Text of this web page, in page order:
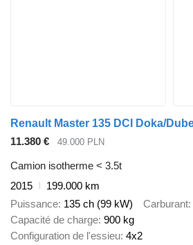
11.380 € 49.000 PLN
Camion isotherme < 3.5t
2015
199.000 km
Puissance 135 ch (99 kW) Carburant
Capacité de charge 900 kg
Configuration de l'essieu 4x2